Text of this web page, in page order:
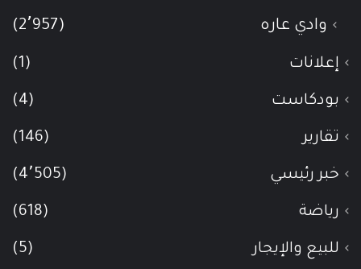
وادي عاره (2٬957)
إعلانات (1)
بودكاست (4)
تقارير (146)
خبر رئيسي (4٬505)
رياضة (618)
للبيع والإيجار (5)